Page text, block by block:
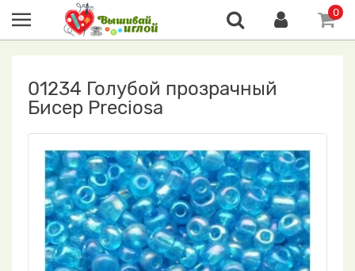
0
01234 Голубой прозрачный
Бисер Preciosa